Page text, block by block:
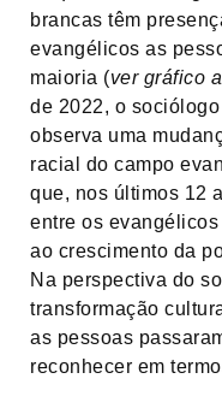
brancas têm
evangélicos as
maioria (ver gráfico
de 2022, o
observa uma
racial do campo
que, nos últimos 12
entre os
ao crescimento da
Na perspectiva do
transformação
as pessoas
reconhecer em